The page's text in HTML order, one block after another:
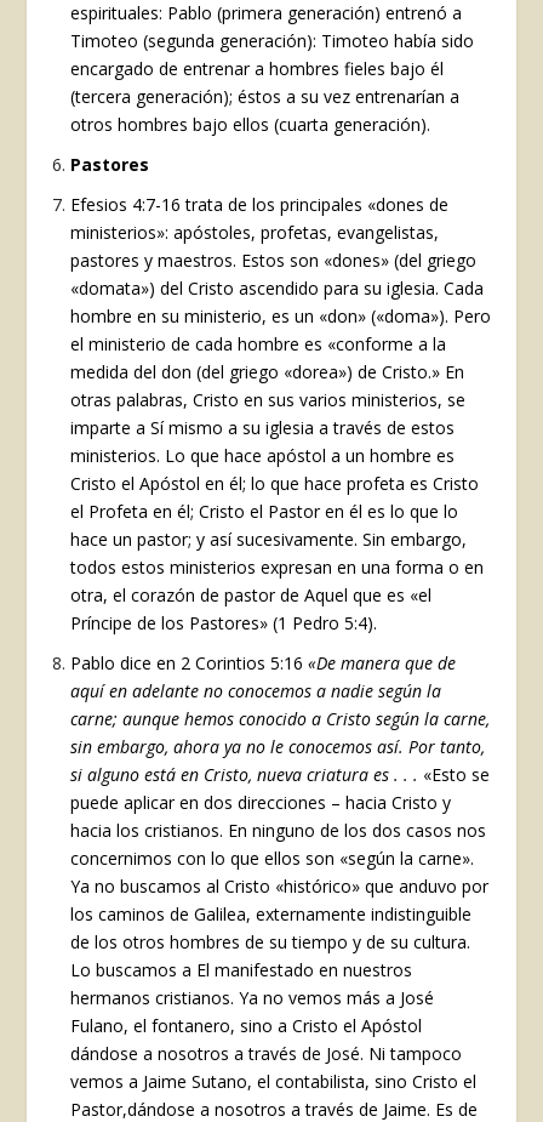
espirituales: Pablo (primera generación) entrenó a
Timoteo (segunda generación): Timoteo había sido
encargado de entrenar a hombres fieles bajo él
(tercera generación); éstos a su vez entrenarían a
otros hombres bajo ellos (cuarta generación).
Pastores
Efesios 4:7-16 trata de los principales «dones de
ministerios»: apóstoles, profetas, evangelistas,
pastores y maestros. Estos son «dones» (del griego
«domata») del Cristo ascendido para su iglesia. Cada
hombre en su ministerio, es un «don» («doma»). Pero
el ministerio de cada hombre es «conforme a la
medida del don (del griego «dorea») de Cristo.» En
otras palabras, Cristo en sus varios ministerios, se
imparte a Sí mismo a su iglesia a través de estos
ministerios. Lo que hace apóstol a un hombre es
Cristo el Apóstol en él; lo que hace profeta es Cristo
el Profeta en él; Cristo el Pastor en él es lo que lo
hace un pastor; y así sucesivamente. Sin embargo,
todos estos ministerios expresan en una forma o en
otra, el corazón de pastor de Aquel que es «el
Príncipe de los Pastores» (1 Pedro 5:4).
Pablo dice en 2 Corintios 5:16«De manera que de
aquí en adelante no conocemos a nadie según la
carne; aunque hemos conocido a Cristo según la carne,
sin embargo, ahora ya no le conocemos así. Por tanto,
si alguno está en Cristo, nueva criatura es . . . «Esto se
puede aplicar en dos direcciones – hacia Cristo y
hacia los cristianos. En ninguno de los dos casos nos
concernimos con lo que ellos son «según la carne».
Ya no buscamos al Cristo «histórico» que anduvo por
los caminos de Galilea, externamente indistinguible
de los otros hombres de su tiempo y de su cultura.
Lo buscamos a El manifestado en nuestros
hermanos cristianos. Ya no vemos más a José
Fulano, el fontanero, sino a Cristo el Apóstol
dándose a nosotros a través de José. Ni tampoco
vemos a Jaime Sutano, el contabilista, sino Cristo el
Pastor,dándose a nosotros a través de Jaime. Es de